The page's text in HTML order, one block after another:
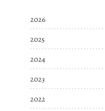
2026
2025
2024
2023
2022